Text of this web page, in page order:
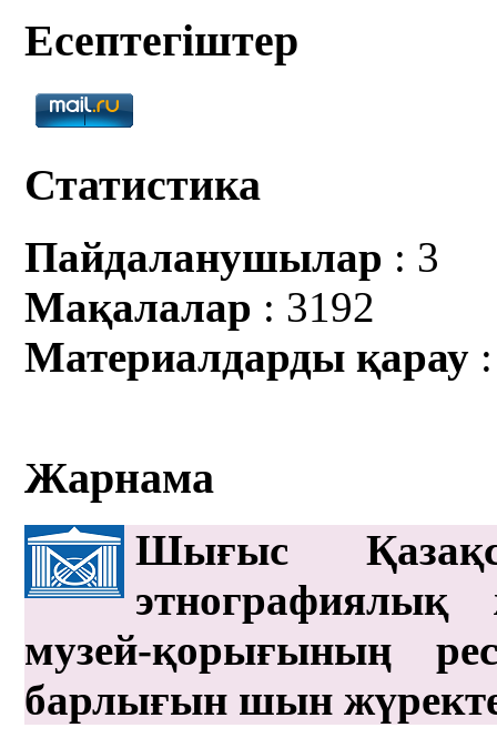
Есептегіштер
Статистика
Пайдаланушылар : 3
Мақалалар : 3192
Материалдарды қарау
Жарнама
Шығыс
этнографиялық
музей-қорығының
барлығын шын